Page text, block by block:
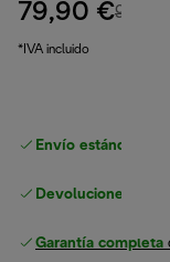
79,90 €99,90
*IVA incluido
Envío estándar
Devoluciones
Garantía completa